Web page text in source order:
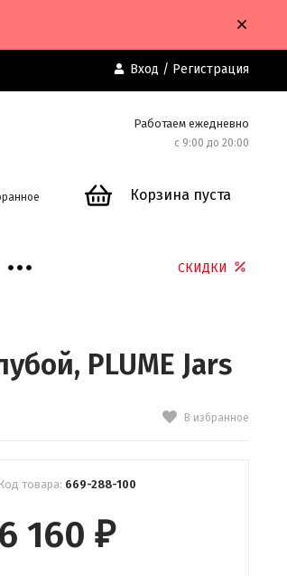
Вход / Регистрация
Работаем ежедневно
с 9:00 до 20:00
Корзина пуста
СКИДКИ
PLUME Jars
В избранное
Код товара: 669-288-100
6 160 ₽